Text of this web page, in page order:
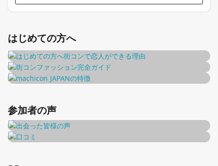
はじめての方へ
参加者の声